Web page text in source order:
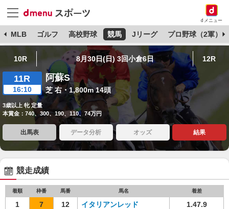
dメニュー
MLB ゴルフ 高校野球 競馬 Jリーグ プロ野球（2軍）
10R 8月30日(日) 3回小倉6日 12R
11R
16:10
阿蘇S
芝 右・1,800m 14頭
3歳以上 牝 定量
本賞金：740、300、190、110、74万円
出馬表 データ分析 オッズ 結果
競走成績
着順 枠番 馬番 馬名 着差
1 7 12 イタリアンレッド
1.47.9